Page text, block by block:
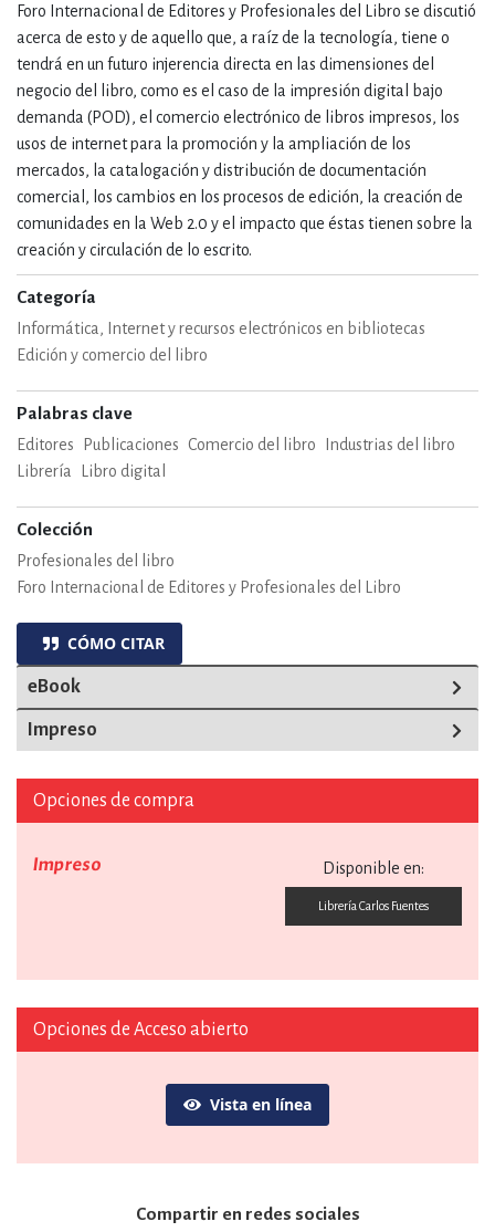
Foro Internacional de Editores y Profesionales del Libro se discutió
acerca de esto y de aquello que, a raíz de la tecnología, tiene o
tendrá en un futuro injerencia directa en las dimensiones del
negocio del libro, como es el caso de la impresión digital bajo
demanda (POD), el comercio electrónico de libros impresos, los
usos de internet para la promoción y la ampliación de los
mercados, la catalogación y distribución de documentación
comercial, los cambios en los procesos de edición, la creación de
comunidades en la Web 2.0 y el impacto que éstas tienen sobre la
creación y circulación de lo escrito.
Categoría
Informática, Internet y recursos electrónicos en bibliotecas
Edición y comercio del libro
Palabras clave
Editores Publicaciones Comercio del libro
Industrias del libro
Librería
Libro digital
Colección
Profesionales del libro
Foro Internacional de Editores y Profesionales del Libro
CÓMO CITAR
eBook
Impreso
Opciones de compra
Impreso Disponible en:
Librería Carlos Fuentes
Opciones de Acceso abierto
Vista en línea
Compartir en redes sociales